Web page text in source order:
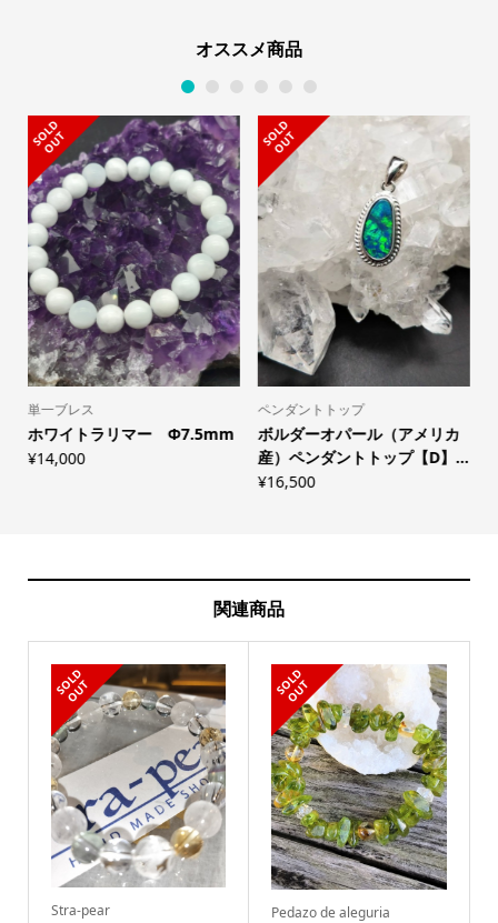
オススメ商品
S
O
L
D
O
U
T
単一ブレス
ホワイトラリマー Φ7.5mm
¥14,000
S
O
L
D
O
U
T
ペンダントトップ
ボルダーオパール（アメリカ
産）ペンダントトップ【D】...
¥16,500
1 2 3 4 5 6
関連商品
S
O
L
D
O
U
T
Stra-pear
S
O
L
D
O
U
T
Pedazo de aleguria